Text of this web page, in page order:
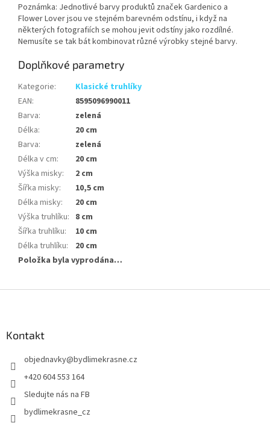
Poznámka: Jednotlivé barvy produktů značek Gardenico a
Flower Lover jsou ve stejném barevném odstínu, i když na
některých fotografiích se mohou jevit odstíny jako rozdílné.
Nemusíte se tak bát kombinovat různé výrobky stejné barvy.
Doplňkové parametry
Kategorie:
Klasické truhlíky
EAN:
8595096990011
Barva:
zelená
Délka:
20 cm
Barva:
zelená
Délka v cm:
20 cm
Výška misky:
2 cm
Šířka misky:
10,5 cm
Délka misky:
20 cm
Výška truhlíku: 8 cm
Šířka truhlíku:
10 cm
Délka truhlíku:
20 cm
Položka byla vyprodána…
Kontakt
objednavky@bydlimekrasne.cz
+420 604 553 164
Sledujte nás na FB
bydlimekrasne_cz